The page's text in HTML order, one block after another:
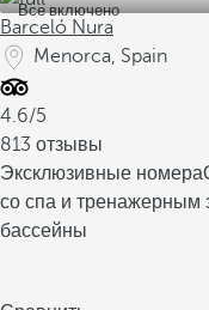
Все включено
Barceló Nura
Menorca, Spain
4.6/5
813 отзывы
Эксклюзивные номера
со спа и тренажерным
бассейны